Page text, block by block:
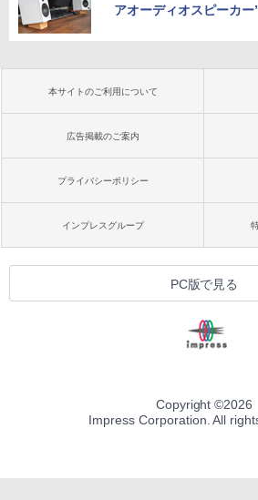
アオーディオスピーカー
本サイトのご利用について
広告掲載のご案内
プライバシーポリシー
インプレスグループ
PC版で見る
Copyright ©2026
Impress Corporation. All